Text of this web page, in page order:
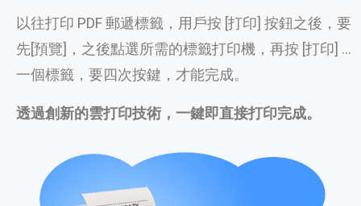
以往打印 PDF 郵遞標籤，用戶按 [打印] 按鈕之後，要
先[預覽]，之後點選所需的標籤打印機，再按 [打印] …
一個標籤，要四次按鍵，才能完成。
透過創新的雲打印技術，一鍵即直接打印完成。